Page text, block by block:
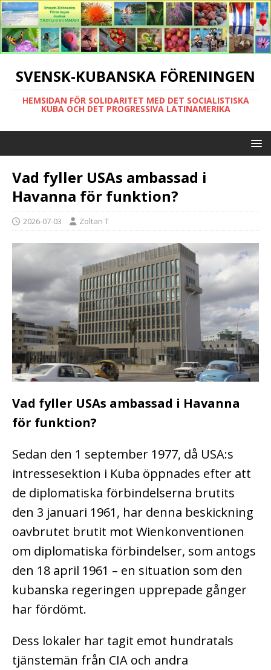
SVENSK-KUBANSKA FÖRENINGEN
HEMSIDAN FÖR SOLIDARITET MED DET SOCIALISTISKA
KUBA OCH DET PROGRESSIVA LATINAMERIKA
Vad fyller USAs ambassad i
Havanna för funktion?
2026-07-03 Zoltan T
Vad fyller USAs ambassad i Havanna
för funktion?
Sedan den 1 september 1977, då USA:s
intressesektion i Kuba öppnades efter att
de diplomatiska förbindelserna brutits
den 3 januari 1961, har denna beskickning
oavbrutet brutit mot Wienkonventionen
om diplomatiska förbindelser, som antogs
den 18 april 1961 – en situation som den
kubanska regeringen upprepade gånger
har fördömt.
Dess lokaler har tagit emot hundratals
tjänstemän från CIA och andra